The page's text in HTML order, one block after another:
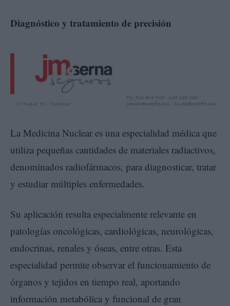
Diagnóstico y tratamiento de precisión
La Medicina Nuclear es una especialidad médica que
utiliza pequeñas cantidades de materiales radiactivos,
denominados radiofármacos, para diagnosticar, tratar
y estudiar múltiples enfermedades.
Su aplicación resulta especialmente relevante en
patologías oncológicas, cardiológicas, neurológicas,
endocrinas, renales y óseas, entre otras. Esta
especialidad permite observar el funcionamiento de
órganos y tejidos en tiempo real, aportando
información metabólica y funcional de gran